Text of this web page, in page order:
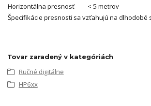
Horizontálna presnosť
< 5 metrov
Špecifikácie presnosti sa vzťahujú na dlhodobé
Tovar zaradený v kategóriách
Ručné digitálne
HP6xx